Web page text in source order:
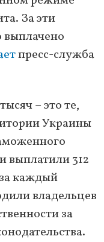
За эти
выплачено
пресс-служба
– это те,
Украины
выплатили 312
каждый
владельцев
за